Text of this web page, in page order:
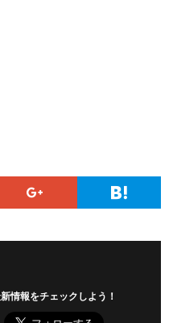
情報をチェックしよう！